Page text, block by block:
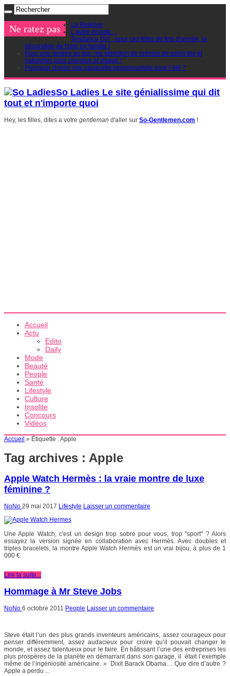
Ne ratez pas
La Religion
L’autre monde…
Tendance DIY : pour ces fêtes de fins d’année, la
décoration de Noel en famille !
Pour une rentrée au top, ma sélection de crèmes de soins bio et
naturelles pour cheveux et visage !
Pourquoi choisir une casquette personnalisée pour l’été ?
So Ladies Le site génialissime qui dit
tout et n'importe quoi
Hey, les filles, dites a votre gentleman d'aller sur So-Gentlemen.com !
Accueil
Actu
Edito
Daily
Mode
Beauté
People
Santé
Lifestyle
Culture
Insolite
Concours
Vidéos
Accueil » Étiquette :Apple
Tag archives : Apple
Apple Watch Hermès : la vraie montre de luxe
féminine ?
NoNo 29 mai 2017 Lifestyle Laisser un commentaire
Une Apple Watch, c'est un design trop sobre pour vous, trop "sport" ? Alors
essayez la version signée en collaboration avec Hermès. Avec doubles et
triples bracelets, la montre Apple Watch Hermès est un vrai bijou, à plus de 1
000 €.
Lire la suite...
Hommage à Mr Steve Jobs
NoNo 6 octobre 2011 People Laisser un commentaire
Steve était l’un des plus grands inventeurs américains, assez courageux pour
penser différemment, assez audacieux pour croire qu’il pouvait changer le
monde, et assez talentueux pour le faire. En bâtissant l’une des entreprises les
plus prospères de la planète en démarrant dans son garage, il était l’exemple
même de l’ingéniosité américaine. » Dixit Barack Obama… Que dire d’autre ?
Apple a perdu ...